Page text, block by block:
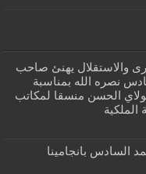
والاستقلال يهنئ صاحب
نصره الله بمناسبة
الحسن منسقا لمكاتب
السادس بانجامينا